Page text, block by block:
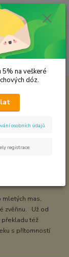
Menu
Hledat
ks
za 0,00 Kč
mas,
zvěřinu. Už od
překladu též
s přítomností
na veškeré
dóz.
osobních údajů
registrace.